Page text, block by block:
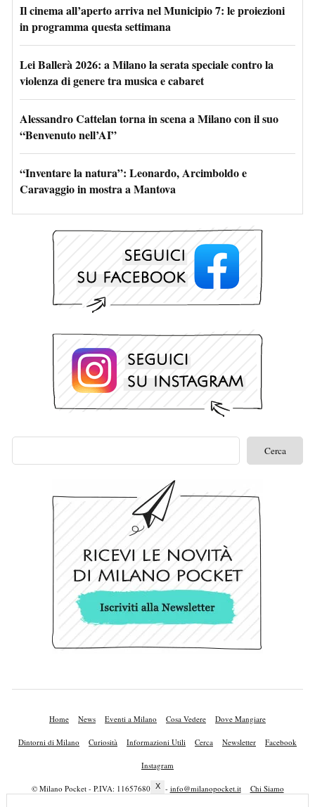
Il cinema all’aperto arriva nel Municipio 7: le proiezioni
in programma questa settimana
Lei Ballerà 2026: a Milano la serata speciale contro la
violenza di genere tra musica e cabaret
Alessandro Cattelan torna in scena a Milano con il suo
“Benvenuto nell’AI”
“Inventare la natura”: Leonardo, Arcimboldo e
Caravaggio in mostra a Mantova
Home News Eventi a Milano Cosa Vedere Dove Mangiare
Dintorni di Milano Curiosità Informazioni Utili Cerca Newsletter Facebook
Instagram
© Milano Pocket - P.IVA: 11657680010 - info@milanopocket.it Chi Siamo
X